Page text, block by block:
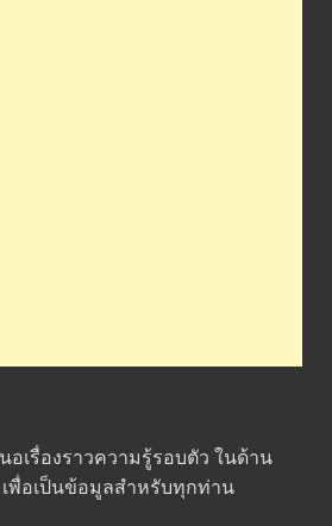
อเรื่องราวความรู้รอบตัว ในด้าน
พื่อเป็นข้อมูลสำหรับทุกท่าน